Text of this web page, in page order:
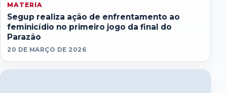
MATERIA
Segup realiza ação de enfrentamento ao
feminicídio no primeiro jogo da final do
Parazão
20 DE MARÇO DE 2026